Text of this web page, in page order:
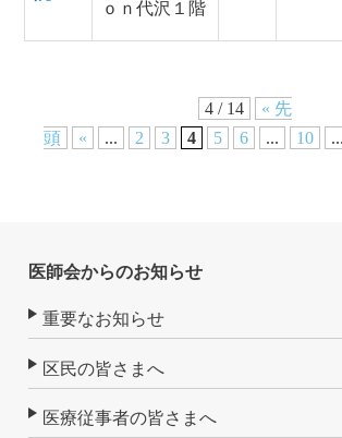
ｏｎ代沢１階
4 / 14
« 先
頭
« ... 2 3 4 5 6 ... 10 ...
医師会からのお知らせ
重要なお知らせ
区民の皆さまへ
医療従事者の皆さまへ